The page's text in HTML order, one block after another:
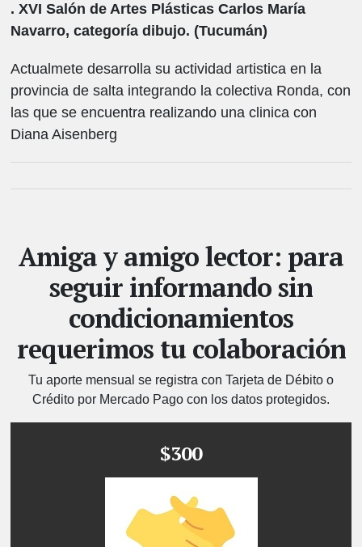
. XVI Salón de Artes Plásticas Carlos María
Navarro, categoría dibujo. (Tucumán)
Actualmete desarrolla su actividad artistica en la
provincia de salta integrando la colectiva Ronda, con
las que se encuentra realizando una clinica con
Diana Aisenberg
Amiga y amigo lector: para
seguir informando sin
condicionamientos
requerimos tu colaboración
Tu aporte mensual se registra con Tarjeta de Débito o
Crédito por Mercado Pago con los datos protegidos.
$300